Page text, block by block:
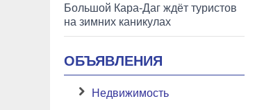
Большой Кара-Даг ждёт туристов
на зимних каникулах
ОБЪЯВЛЕНИЯ
Недвижимость